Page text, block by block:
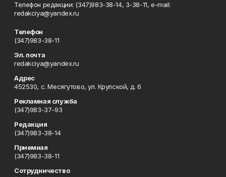
Телефон редакции: (347)983-38-14, 3-38-11, e-mail:
redakciya@yandex.ru
Телефон
(347)983-38-11
Эл. почта
redakciya@yandex.ru
Адрес
452530, с. Месягутово, ул. Крупской, д. 6
Рекламная служба
(347)983-37-93
Редакция
(347)983-38-14
Приемная
(347)983-38-11
Сотрудничество